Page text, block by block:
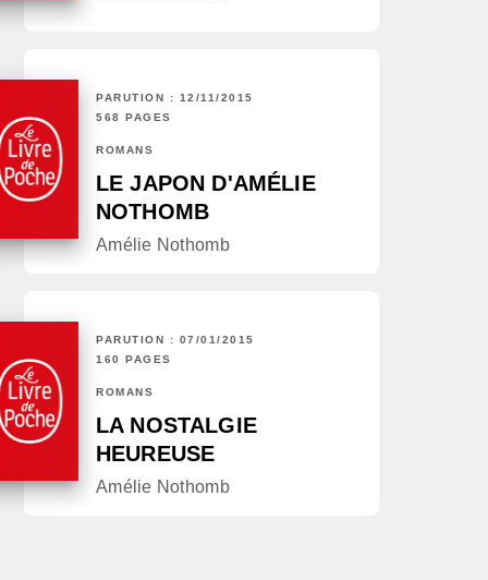
PARUTION : 12/11/2015
568 PAGES
ROMANS
LE JAPON D'AMÉLIE
NOTHOMB
Amélie Nothomb
PARUTION : 07/01/2015
160 PAGES
ROMANS
LA NOSTALGIE
HEUREUSE
Amélie Nothomb